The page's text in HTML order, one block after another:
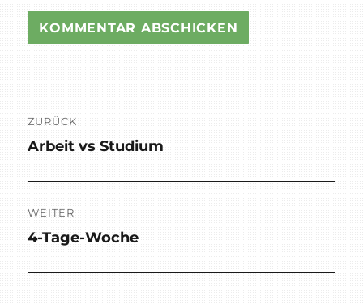
ZURÜCK
Vorheriger
Arbeit vs Studium
WEITER
Nächster
4-Tage-Woche